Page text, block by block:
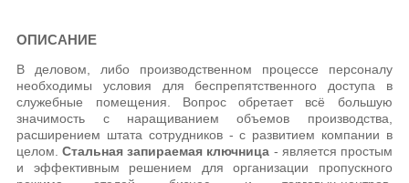
ОПИСАНИЕ
В деловом, либо производственном процессе персоналу
необходимы условия для беспрепятственного доступа в
служебные помещения. Вопрос обретает всё большую
значимость с наращиванием объемов производства,
расширением штата сотрудников - с развитием компании в
целом.Стальная запираемая ключница - является простым
и эффективным решением для организации пропускного